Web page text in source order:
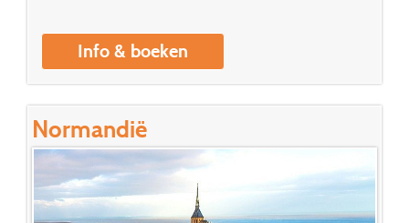
Info & boeken
Normandië